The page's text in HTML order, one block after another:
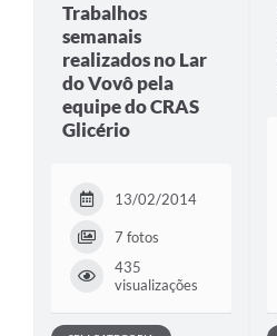
Trabalhos
semanais
realizados no Lar
do Vovô pela
equipe do CRAS
Glicério
13/02/2014
7 fotos
435
visualizações